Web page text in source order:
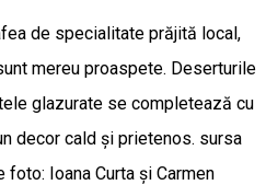
de specialitate prăjită local,
mereu proaspete. Deserturile
glazurate se completează cu
decor cald și prietenos. sursa
Ioana Curta și Carmen